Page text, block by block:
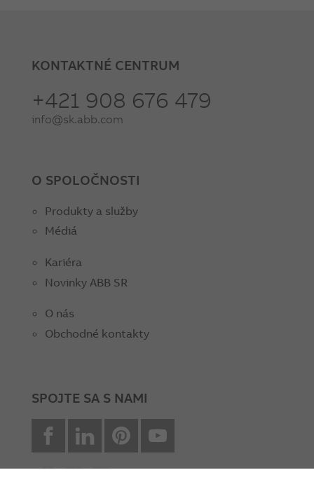
KONTAKTNÉ CENTRUM
+421 908 676 479
info@sk.abb.com
O SPOLOČNOSTI
Produkty a služby
Médiá
Kariéra
Novinky ABB SR
O nás
Obchodné kontakty
SPOJTE SA S NAMI
facebookLinkedin Pinterest